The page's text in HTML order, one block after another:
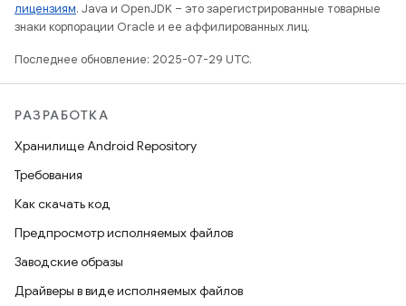
лицензиям. Java и OpenJDK – это зарегистрированные товарные
знаки корпорации Oracle и ее аффилированных лиц.
Последнее обновление: 2025-07-29 UTC.
РАЗРАБОТКА
Хранилище Android Repository
Требования
Как скачать код
Предпросмотр исполняемых файлов
Заводские образы
Драйверы в виде исполняемых файлов